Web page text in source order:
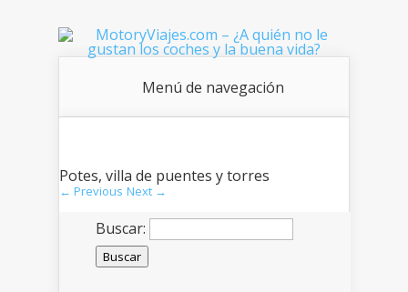
Menú de navegación
Potes, villa de puentes y torres
← Previous Next →
Buscar: